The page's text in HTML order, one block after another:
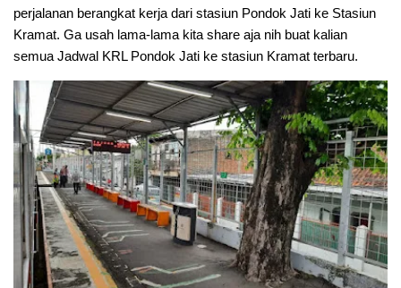
perjalanan berangkat kerja dari stasiun Pondok Jati ke Stasiun
Kramat. Ga usah lama-lama kita share aja nih buat kalian
semua Jadwal KRL Pondok Jati ke stasiun Kramat terbaru.